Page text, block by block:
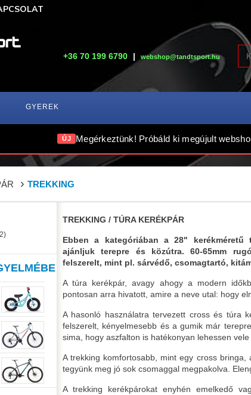
+36 70 199 6790 | webshop@tandtsport.hu
GYEREK
ÚJ Megérkeztünk! Próbáld ki megújult
TREKKING
TREKKING / TÚRA KERÉKPÁR
Ebben a kategóriában a 28" kerékméretű
ajánljuk terepre és közútra. 60-65mm
felszerelt, mint pl. sárvédő, csomagtartó,
A túra kerékpár, avagy ahogy a modern
pontosan arra hivatott, amire a neve utal: hogy
A hasonló használatra tervezett cross és túra
felszerelt, kényelmesebb és a gumik már
sima, hogy aszfalton is hatékonyan lehessen vele
A trekking komfortosabb, mint egy cross
tegyünk meg jó sok csomaggal megpakolva.
A trekking kerékpárokat enyhén emelkedő